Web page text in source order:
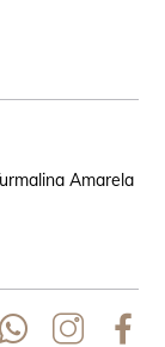
Amarela -